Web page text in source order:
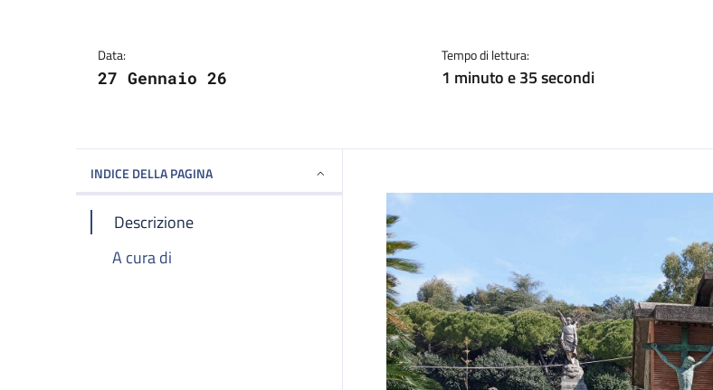
Data:
27 Gennaio 26
Tempo di lettura:
1 minuto e 35 secondi
INDICE DELLA PAGINA
Descrizione
A cura di